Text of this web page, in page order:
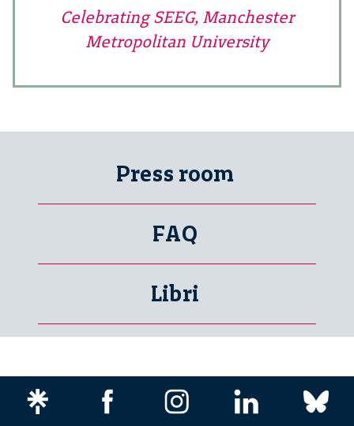
Celebrating SEEG, Manchester
Metropolitan University
Press room
FAQ
Libri